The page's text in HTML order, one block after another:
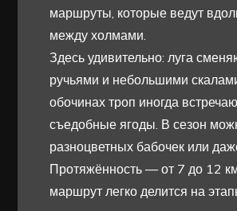
маршруты, которые ведут
между холмами.
Здесь удивительно: луга
ручьями и небольшими
обочинах троп иногда
съедобные ягоды. В сезон
разноцветных бабочек или
Протяжённость — от 7 до 12
маршрут легко делится на